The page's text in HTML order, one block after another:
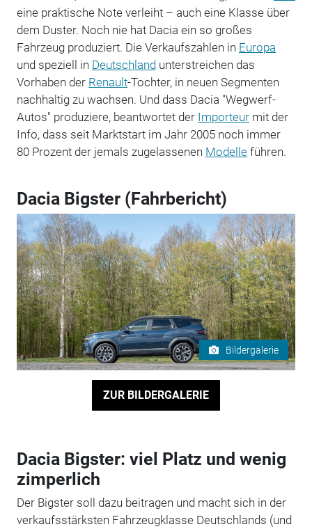
eine praktische Note verleiht – auch eine Klasse über
dem Duster. Noch nie hat Dacia ein so großes
Fahrzeug produziert. Die Verkaufszahlen in Europa
und speziell in Deutschlandunterstreichen das
Vorhaben der Renault-Tochter, in neuen Segmenten
nachhaltig zu wachsen. Und dass Dacia "Wegwerf-
Autos" produziere, beantwortet der Importeurmit der
Info, dass seit Marktstart im Jahr 2005 noch immer
80 Prozent der jemals zugelassenen Modelleführen.
Dacia Bigster (Fahrbericht)
Bildergalerie
ZUR BILDERGALERIE
Dacia Bigster: viel Platz und wenig
zimperlich
Der Bigster soll dazu beitragen und macht sich in der
verkaufsstärksten Fahrzeugklasse Deutschlands (und